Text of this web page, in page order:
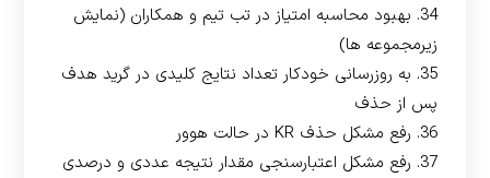
34. بهبود محاسبه امتیاز در تب تیم و همکاران (نمایش
زیرمجموعه ها)
35. به روزرسانی خودکار تعداد نتایج کلیدی در گرید هدف
پس از حذف
36. رفع مشکل حذف KR در حالت هوور
37. رفع مشکل اعتبارسنجی مقدار نتیجه عددی و درصدی